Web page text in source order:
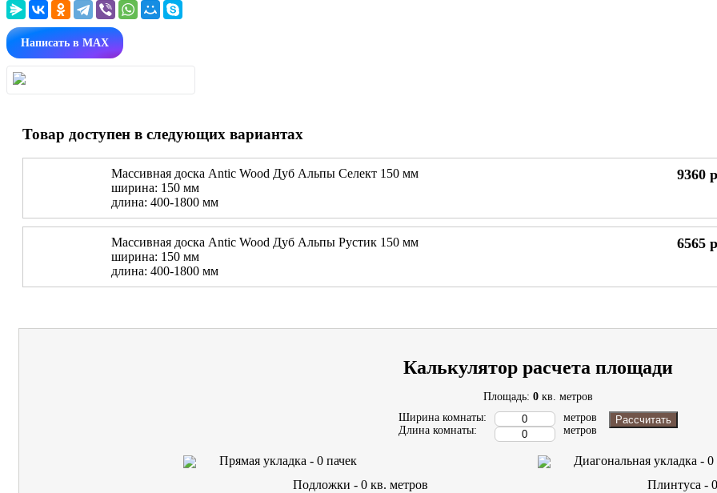
Написать в MAX
Товар доступен в следующих вариантах
Массивная доска Antic Wood Дуб Альпы Селект 150 мм
ширина: 150 мм
длина: 400-1800 мм
9360
Массивная доска Antic Wood Дуб Альпы Рустик 150 мм
ширина: 150 мм
длина: 400-1800 мм
6565
Калькулятор расчета площади
Площадь: 0 кв. метров
Ширина комнаты:
Длина комнаты:
метров
метров
Рассчитать
Прямая укладка - 0 пачек Диагональная укладка - 0
Подложки - 0 кв. метров Плинтуса - 0